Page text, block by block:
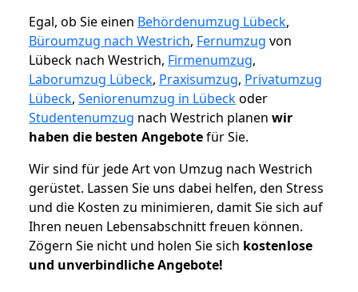
Egal, ob Sie einen Behördenumzug Lübeck,
Büroumzug nach Westrich, Fernumzug von
Lübeck nach Westrich, Firmenumzug,
Laborumzug Lübeck, Praxisumzug, Privatumzug
Lübeck, Seniorenumzug in Lübeckoder
Studentenumzug nach Westrich planen wir
haben die besten Angebotefür Sie.
Wir sind für jede Art von Umzug nach Westrich
gerüstet. Lassen Sie uns dabei helfen, den Stress
und die Kosten zu minimieren, damit Sie sich auf
Ihren neuen Lebensabschnitt freuen können.
Zögern Sie nicht und holen Sie sich kostenlose
und unverbindliche Angebote!